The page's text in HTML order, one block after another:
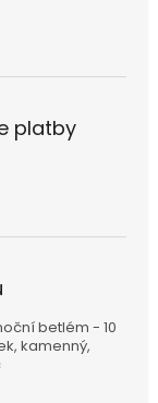
platby
betlém - 10
kamenný,